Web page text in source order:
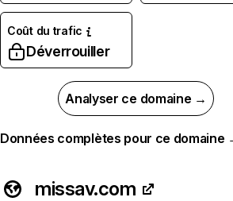
Coût du trafic
Déverrouiller
Analyser ce domaine →
Données complètes pour ce domaine
missav.com